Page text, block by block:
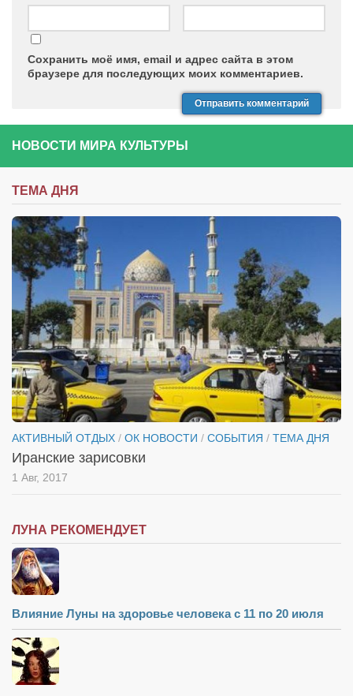
Сохранить моё имя, email и адрес сайта в этом
браузере для последующих моих комментариев.
НОВОСТИ МИРА КУЛЬТУРЫ
ТЕМА ДНЯ
АКТИВНЫЙ ОТДЫХ / ОК НОВОСТИ / СОБЫТИЯ / ТЕМА ДНЯ
Иранские зарисовки
1 Авг, 2017
ЛУНА РЕКОМЕНДУЕТ
Влияние Луны на здоровье человека с 11 по 20 июля